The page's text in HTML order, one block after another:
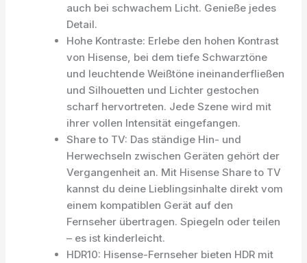
auch bei schwachem Licht. Genieße jedes
Detail.
Hohe Kontraste: Erlebe den hohen Kontrast
von Hisense, bei dem tiefe Schwarztöne
und leuchtende Weißtöne ineinanderfließen
und Silhouetten und Lichter gestochen
scharf hervortreten. Jede Szene wird mit
ihrer vollen Intensität eingefangen.
Share to TV: Das ständige Hin- und
Herwechseln zwischen Geräten gehört der
Vergangenheit an. Mit Hisense Share to TV
kannst du deine Lieblingsinhalte direkt vom
einem kompatiblen Gerät auf den
Fernseher übertragen. Spiegeln oder teilen
– es ist kinderleicht.
HDR10: Hisense-Fernseher bieten HDR mit